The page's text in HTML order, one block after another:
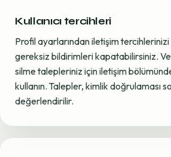
Kullanıcı tercihleri
Profil ayarlarından iletişim
gereksiz bildirimleri kapatabilirsiniz.
silme talepleriniz için iletişim
kullanın. Talepler, kimlik doğrulaması
değerlendirilir.